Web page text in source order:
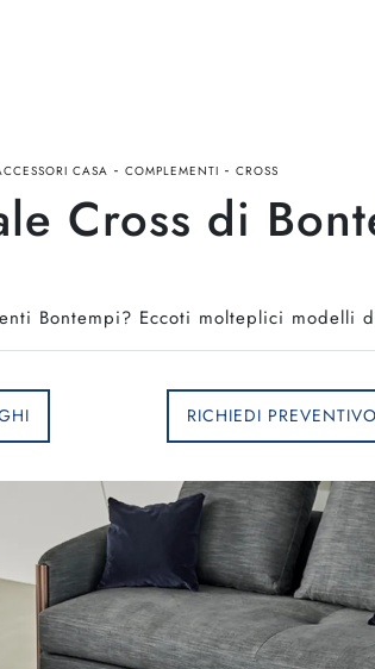
CASA - COMPLEMENTI - CROSS
Cross di
Bontempi? Eccoti molteplici modelli
RICHIEDI